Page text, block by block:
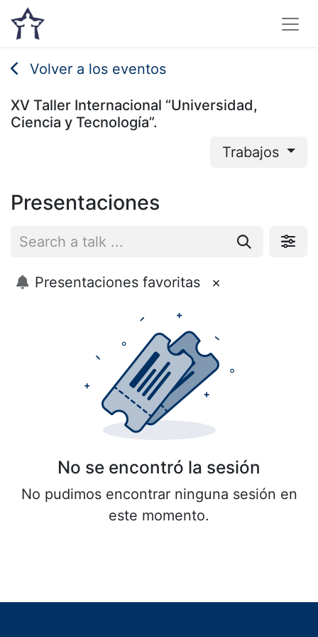
Volver a los eventos
XV Taller Internacional “Universidad,
Ciencia y Tecnología”.
Trabajos
Presentaciones
Presentaciones favoritas ×
No se encontró la sesión
No pudimos encontrar ninguna sesión en
este momento.